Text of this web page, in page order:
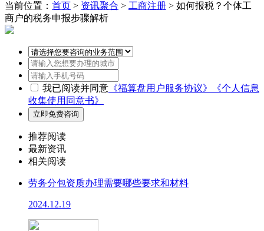
当前位置： 首页 > 资讯聚合 > 工商注册 > 如何报税？个体工
商户的税务申报步骤解析
我已阅读并同意 《福算盘用户服务协议》
《个人信息
收集使用同意书》
推荐阅读
最新资讯
相关阅读
劳务分包资质办理需要哪些要求和材料
2024.12.19